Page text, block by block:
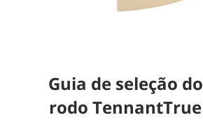
Guia de seleção do
rodo TennantTrue